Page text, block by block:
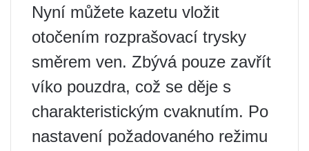
Nyní můžete kazetu vložit
otočením rozprašovací trysky
směrem ven. Zbývá pouze zavřít
víko pouzdra, což se děje s
charakteristickým cvaknutím. Po
nastavení požadovaného režimu